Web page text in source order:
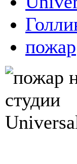
пожар